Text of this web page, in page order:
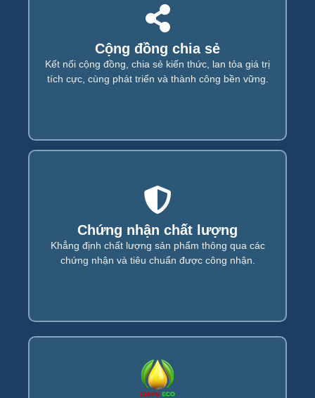
Cộng đồng chia sẻ
Kết nối cộng đồng, chia sẻ kiến thức, lan tỏa giá trị
tích cực, cùng phát triển và thành công bền vững.
Xem tiếp...
Cộng đồng chia sẻ
Chứng nhận chất lượng
Khẳng định chất lượng sản phẩm thông qua các
chứng nhận và tiêu chuẩn được công nhận.
Xem tiếp...
Chứng nhận chất lượng uy tín.